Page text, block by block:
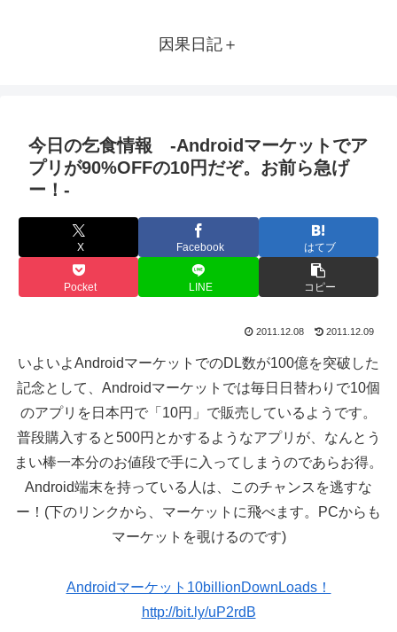
因果日記＋
今日の乞食情報 -Androidマーケットでア
プリが90%OFFの10円だぞ。お前ら急げ
ー！-
X Facebook はてブ
Pocket LINE コピー
2011.12.08 2011.12.09
いよいよAndroidマーケットでのDL数が100億を突破した
記念として、Androidマーケットでは毎日日替わりで10個
のアプリを日本円で「10円」で販売しているようです。
普段購入すると500円とかするようなアプリが、なんとう
まい棒一本分のお値段で手に入ってしまうのであらお得。
Android端末を持っている人は、このチャンスを逃すな
ー！(下のリンクから、マーケットに飛べます。PCからも
マーケットを覗けるのです)
Androidマーケット10billionDownLoads！
http://bit.ly/uP2rdB